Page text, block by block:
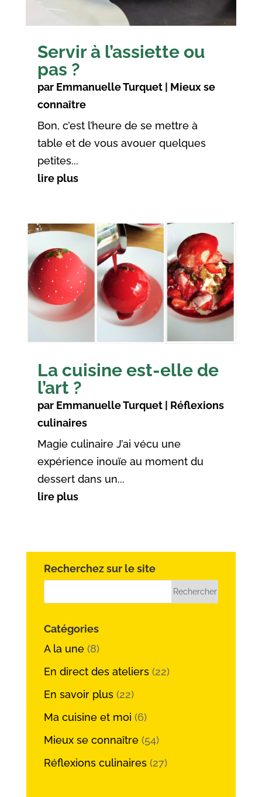
Servir à l’assiette ou
pas ?
par Emmanuelle Turquet| Mieux se
connaître
Bon, c’est l’heure de se mettre à
table et de vous avouer quelques
petites...
lire plus
La cuisine est-elle de
l’art ?
par Emmanuelle Turquet| Réflexions
culinaires
Magie culinaire J’ai vécu une
expérience inouïe au moment du
dessert dans un...
lire plus
Recherchez sur le site
Catégories
A la une(8)
En direct des ateliers(22)
En savoir plus(22)
Ma cuisine et moi (6)
Mieux se connaître(54)
Réflexions culinaires(27)